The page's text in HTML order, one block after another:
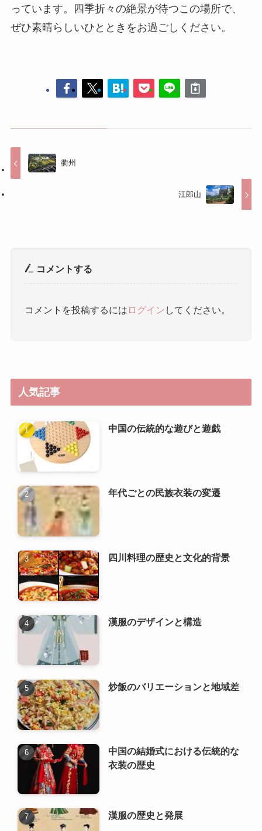
っています。四季折々の絶景が待つこの場所で、
ぜひ素晴らしいひとときをお過ごしください。
衢州
江郎山
コメントする
コメントを投稿するには ログイン してください。
人気記事
中国の伝統的な遊びと遊戯
年代ごとの民族衣装の変遷
四川料理の歴史と文化的背景
漢服のデザインと構造
炒飯のバリエーションと地域差
中国の結婚式における伝統的な
衣装の歴史
漢服の歴史と発展